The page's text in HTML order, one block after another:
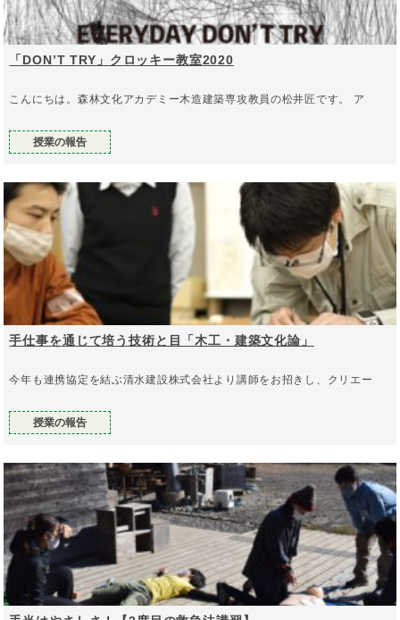
「DON’T TRY」クロッキー教室2020
こんにちは。森林文化アカデミー木造建築専攻教員の松井匠です。 ア
授業の報告
手仕事を通じて培う技術と目「木工・建築文化論」
今年も連携協定を結ぶ清水建設株式会社より講師をお招きし、クリエー
授業の報告